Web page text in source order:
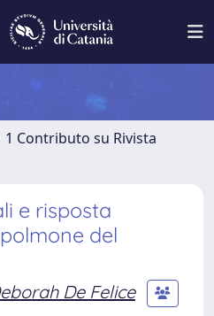
1 Contributo su Rivista
e risposta
del
De Felice